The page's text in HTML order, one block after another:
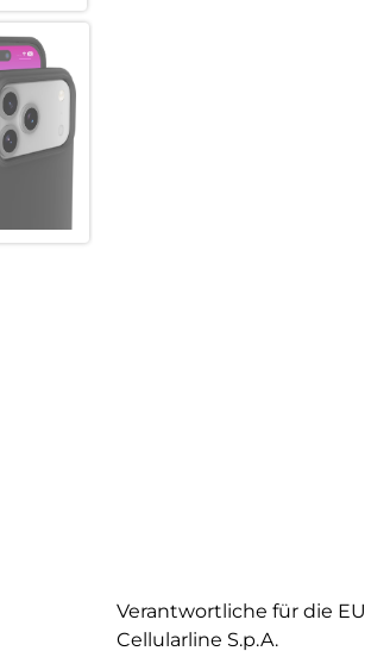
Verantwortliche für die EU
Cellularline S.p.A.